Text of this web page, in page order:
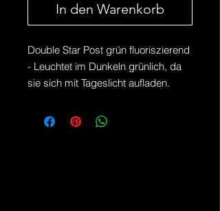
In den Warenkorb
Double Star Post grün fluoriszierend
- Leuchtet im Dunkeln grünlich, da
sie sich mit Tageslicht aufladen.